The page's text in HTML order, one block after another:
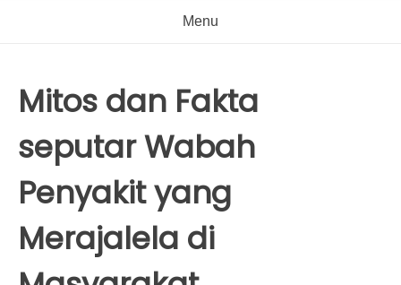
Menu
Mitos dan Fakta
seputar Wabah
Penyakit yang
Merajalela di